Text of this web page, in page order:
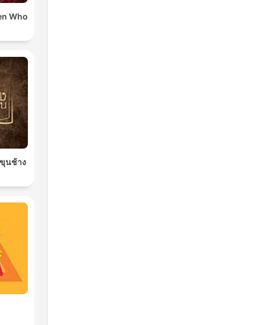
Who
นช้าง